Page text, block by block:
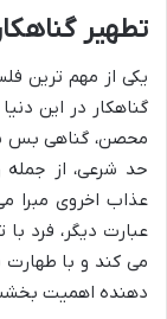
تطهیر
یکی از مهم ترین
گناهکار در این
محصن، گناهی بس
حد شرعی، از جمله
عذاب اخروی مبرا
عبارت دیگر، فرد
می کند و با
دهنده اهمیت